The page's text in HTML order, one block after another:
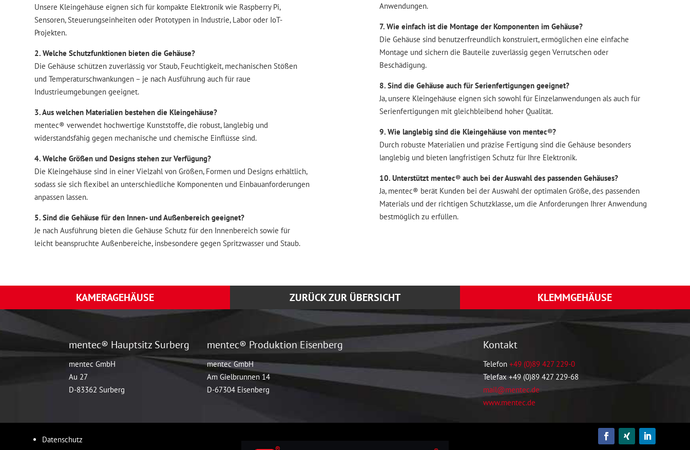
Unsere Kleingehäuse eignen sich für kompakte Elektronik wie Raspberry Pi,
Sensoren, Steuerungseinheiten oder Prototypen in Industrie, Labor oder IoT-
Projekten.
2. Welche Schutzfunktionen bieten die Gehäuse?
Die Gehäuse schützen zuverlässig vor Staub, Feuchtigkeit, mechanischen Stößen
und Temperaturschwankungen – je nach Ausführung auch für raue
Industrieumgebungen geeignet.
3. Aus welchen Materialien bestehen die Kleingehäuse?
mentec® verwendet hochwertige Kunststoffe, die robust, langlebig und
widerstandsfähig gegen mechanische und chemische Einflüsse sind.
4. Welche Größen und Designs stehen zur Verfügung?
Die Kleingehäuse sind in einer Vielzahl von Größen, Formen und Designs erhältlich,
sodass sie sich flexibel an unterschiedliche Komponenten und Einbauanforderungen
anpassen lassen.
5. Sind die Gehäuse für den Innen- und Außenbereich geeignet?
Je nach Ausführung bieten die Gehäuse Schutz für den Innenbereich sowie für
leicht beanspruchte Außenbereiche, insbesondere gegen Spritzwasser und Staub.
Anwendungen.
7. Wie einfach ist die Montage der Komponenten im Gehäuse?
Die Gehäuse sind benutzerfreundlich konstruiert, ermöglichen eine einfache
Montage und sichern die Bauteile zuverlässig gegen Verrutschen oder
Beschädigung.
8. Sind die Gehäuse auch für Serienfertigungen geeignet?
Ja, unsere Kleingehäuse eignen sich sowohl für Einzelanwendungen als auch für
Serienfertigungen mit gleichbleibend hoher Qualität.
9. Wie langlebig sind die Kleingehäuse von mentec®?
Durch robuste Materialien und präzise Fertigung sind die Gehäuse besonders
langlebig und bieten langfristigen Schutz für Ihre Elektronik.
10. Unterstützt mentec® auch bei der Auswahl des passenden Gehäuses?
Ja, mentec® berät Kunden bei der Auswahl der optimalen Größe, des passenden
Materials und der richtigen Schutzklasse, um die Anforderungen Ihrer Anwendung
bestmöglich zu erfüllen.
KAMERAGEHÄUSE ZURÜCK ZUR ÜBERSICHT KLEMMGEHÄUSE
mentec® Hauptsitz Surberg
mentec GmbH
Au 27
D-83362 Surberg
mentec® Produktion Eisenberg
mentec GmbH
Am Gielbrunnen 14
D-67304 Eisenberg
Kontakt
Telefon +49 (0)89 427 229-0
Telefax +49 (0)89 427 229-68
mail@mentec.de
www.mentec.de
Datenschutz